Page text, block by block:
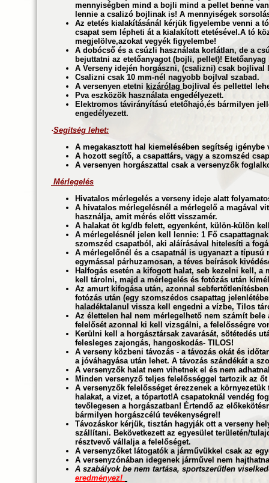
mennyiségben mind a bojli mind a pellet benne
lennie a csalizó bojlinak is! A mennyiségek
Az etetés kialakításánál kérjük figyelembe venni a
csapat sem lépheti át a kialakított etetésével.A tó
megjelölve,azokat vegyék figyelembe!
A dobócső és a csúzli használata korlátlan, de a
bejuttatni az etetőanyagot (bojli, pellet)!
A Verseny idején horgászni, (csalizni) csak bojlival
Csalizni csak 10 mm-nél nagyobb bojlval szabad.
A versenyen etetni kizárólag bojlival és pellettel
Pva eszközök használata engedélyezett.
Elektromos távirányítású etetőhajó,és bármilyen
engedélyezett.
·Segítség lehet:
A megakasztott hal kiemelésében segítség igénybe
A hozott segítő, a csapattárs, vagy a szomszéd
A versenyen horgászattal csak a versenyzők
Mérlegelés
Hivatalos mérlegelés a verseny ideje alatt
A hivatalos mérlegelésnél a mérlegelő a magával
használja, amit mérés előtt visszamér.
A halakat öt kg/db felett, egyenként, külön-külön
A mérlegelésnél jelen kell lennie: 1 Fő
szomszéd csapatból, aki aláírásával hitelesíti a
A mérlegelőnél és a csapatnál is ugyanazt a
egymással párhuzamosan, a téves beírások
Halfogás esetén a kifogott halat, seb kezelni kell,
kell tárolni, majd a mérlegelés és fotózás után
Az amurt kifogása után, azonnal
fotózás után (egy szomszédos csapattag
haladéktalanul vissza kell engedni a vízbe, Tilos
Az élettelen hal nem mérlegelhető nem számít bele
felelősét azonnal ki kell vizsgálni, a felelősségre
Kerülni kell a horgásztársak zavarását, sötétedés
felesleges zajongás, hangoskodás- TILOS!
A verseny közbeni távozás - a távozás okát és
a jóváhagyása után lehet. A távozás szándékát a
A versenyzők halat nem vihetnek el és nem
Minden versenyző teljes felelősséggel tartozik az
A versenyzők felelősséget érezzenek a
halakat, a vizet, a tópartot!A csapatoknál vendég
tevőlegesen a horgászatban! Értendő az
bármilyen horgászcélú tevékenységre!!
Távozáskor kérjük, tisztán hagyják ott a verseny
szállítani. Bekövetkezett az egyesület területén/
résztvevő vállalja a felelőséget.
A versenyzőket látogatók a járművükkel csak az
A versenyzónában idegenek járművel nem
A szabályok be nem tartása, sportszerűtlen
eredményez!